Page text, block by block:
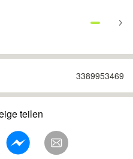
3389953469
teilen